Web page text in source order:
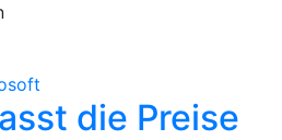
die Preise